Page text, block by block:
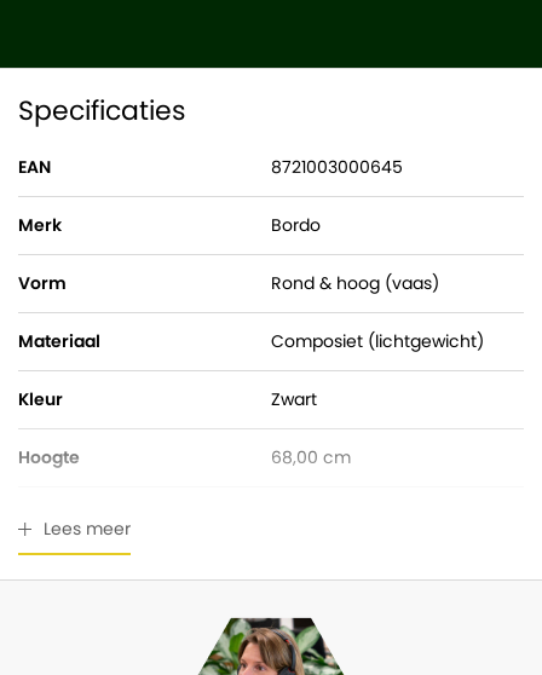
Specificaties
EAN 8721003000645
Merk Bordo
Vorm Rond & hoog (vaas)
Materiaal Composiet (lichtgewicht)
Kleur Zwart
Hoogte 68,00 cm
Ingangsdiameter 40,50 cm
Ja
Lees meer